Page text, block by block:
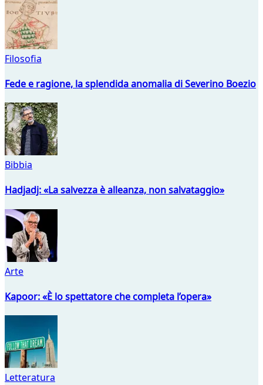
Filosofia
Fede e ragione, la splendida anomalia di Severino Boezio
Bibbia
Hadjadj: «La salvezza è alleanza, non salvataggio»
Arte
Kapoor: «È lo spettatore che completa l’opera»
Letteratura